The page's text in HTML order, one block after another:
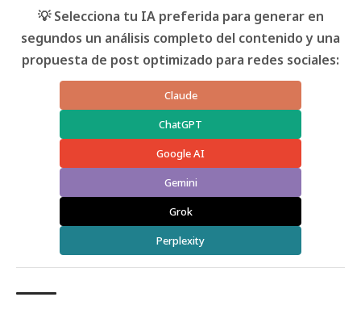
💡 Selecciona tu IA preferida para generar en
segundos un análisis completo del contenido y una
propuesta de post optimizado para redes sociales:
Claude
ChatGPT
Google AI
Gemini
Grok
Perplexity